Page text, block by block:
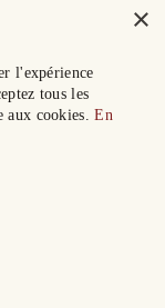
×
l'expérience
tous les
aux cookies.En